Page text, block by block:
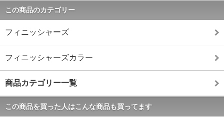
この商品のカテゴリー
フィニッシャーズ
フィニッシャーズカラー
商品カテゴリー一覧
この商品を買った人はこんな商品も買ってます